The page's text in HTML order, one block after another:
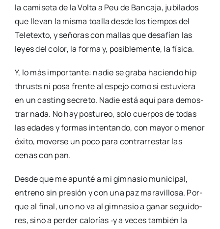
la cami­se­ta de la Vol­ta a Peu de Ban­ca­ja, jubi­la­dos
que lle­van la mis­ma toa­lla des­de los tiem­pos del
Tele­tex­to, y seño­ras con mallas que desa­fían las
leyes del color, la for­ma y, posi­ble­men­te, la físi­ca.
Y, lo más impor­tan­te: nadie se gra­ba hacien­do hip
thrusts ni posa fren­te al espe­jo como si estu­vie­ra
en un cas­ting secre­to. Nadie está aquí para demos­
trar nada. No hay pos­tu­reo, solo cuer­pos de todas
las eda­des y for­mas inten­tan­do, con mayor o menor
éxi­to, mover­se un poco para con­tra­rres­tar las
cenas con pan.
Des­de que me apun­té a mi gim­na­sio muni­ci­pal,
entreno sin pre­sión y con una paz mara­vi­llo­sa. Por­
que al final, uno no va al gim­na­sio a ganar segui­do­
res, sino a per­der calo­rías ‑y a veces tam­bién la